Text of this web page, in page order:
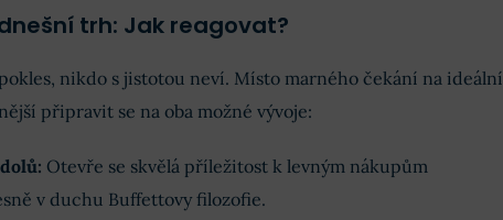
trh: Jak reagovat?
nikdo s jistotou neví. Místo marného čekání na ideální
připravit se na oba možné vývoje:
Otevře se skvělá příležitost k levným nákupům
v duchu Buffettovy filozofie.